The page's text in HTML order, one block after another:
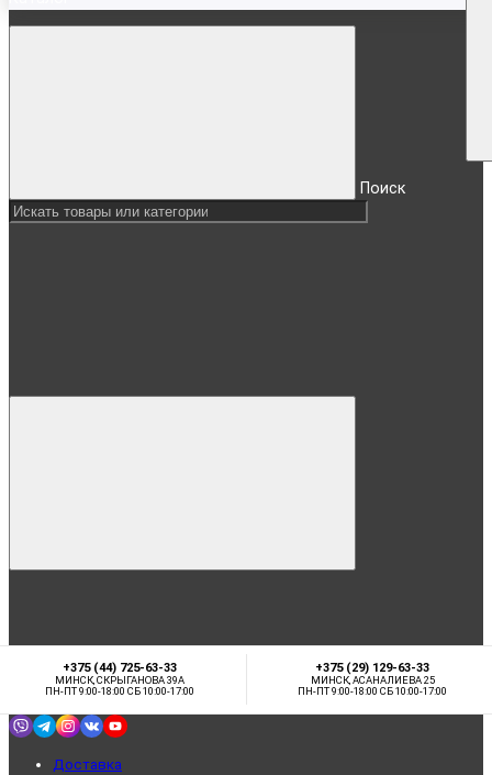
Поиск
+375 (44) 725-63-33
МИНСК, СКРЫГАНОВА 39А
ПН-ПТ 9:00-18:00 СБ 10:00-17:00
+375 (29) 129-63-33
МИНСК, АСАНАЛИЕВА 25
ПН-ПТ 9:00-18:00 СБ 10:00-17:00
Доставка